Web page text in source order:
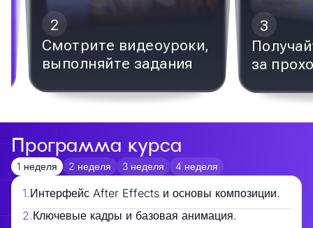
2
Смотрите видеоуроки,
выполняйте задания
3
за
Программа курса
1 неделя 2 неделя 3 неделя 4 неделя
1.Интерфейс After Effects и основы композиции.
2.Ключевые кадры и базовая анимация.